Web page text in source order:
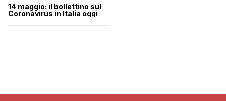
14 maggio: il bollettino sul
Coronavirus in Italia oggi